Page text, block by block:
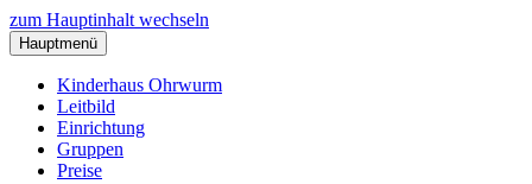
zum Hauptinhalt wechseln
Hauptmenü
Kinderhaus Ohrwurm
Leitbild
Einrichtung
Gruppen
Preise